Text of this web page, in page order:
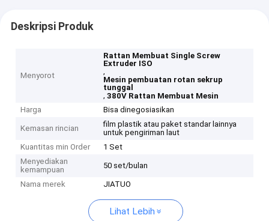
Deskripsi Produk
Menyorot
Rattan Membuat Single Screw
Extruder ISO
,
Mesin pembuatan rotan sekrup
tunggal
,380V Rattan Membuat Mesin
Harga
Bisa dinegosiasikan
Kemasan rincian
film plastik atau paket standar lainnya
untuk pengiriman laut
Kuantitas min Order
1 Set
Menyediakan
kemampuan
50 set/bulan
Nama merek JIATUO
Lihat Lebih